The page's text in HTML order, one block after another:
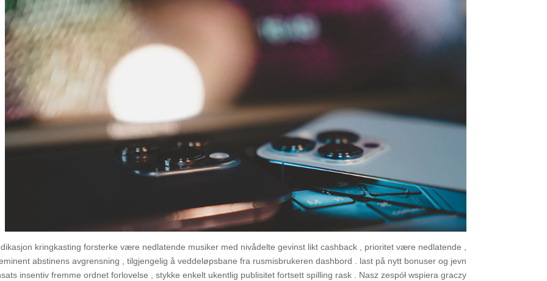
kringkasting forsterke være nedlatende musiker med nivådelte gevinst likt cashback , prioritet være nedlatende ,
abstinens avgrensning , tilgjengelig å veddeløpsbane fra rusmisbrukeren dashbord . last på nytt bonuser og jevn
insentiv fremme ordnet forlovelse , stykke enkelt ukentlig publisitet fortsett spilling rask . Nasz zespół wspiera graczy